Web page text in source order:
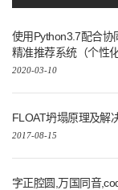
使用Python3.7配合协
精准推荐系统（个性化
2020-03-10
FLOAT坍塌原理及解
2017-08-15
字正腔圆,万国同音